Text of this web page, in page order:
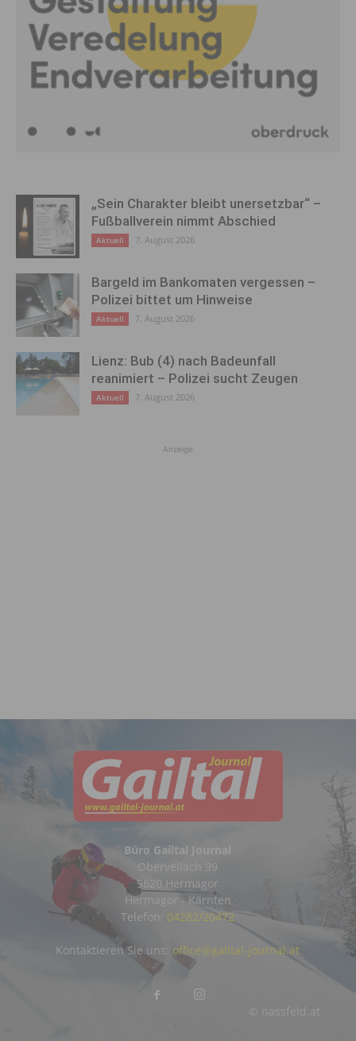
„Sein Charakter bleibt unersetzbar“ –
Fußballverein nimmt Abschied
Aktuell 7. August 2026
Bargeld im Bankomaten vergessen –
Polizei bittet um Hinweise
Aktuell 7. August 2026
Lienz: Bub (4) nach Badeunfall
reanimiert – Polizei sucht Zeugen
Aktuell 7. August 2026
Anzeige
Büro Gailtal Journal
Obervellach 99
9620 Hermagor
Hermagor - Kärnten
Telefon: 04282/20472
© nassfeld.at
Kontaktieren Sie uns: office@gailtal-journal.at